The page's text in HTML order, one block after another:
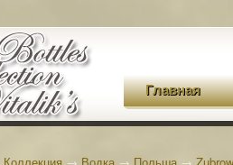
Главная